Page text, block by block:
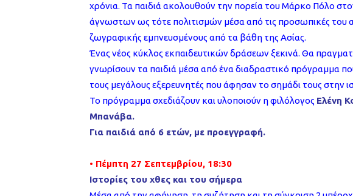
χρόνια. Τα παιδιά ακολουθούν την πορεία του Μάρκο Πόλο
άγνωστων ως τότε πολιτισμών μέσα από τις προσωπικές του
ζωγραφικής εμπνευσμένους από τα βάθη της Ασίας.
Ένας νέος κύκλος εκπαιδευτικών δράσεων ξεκινά. Θα
γνωρίσουν τα παιδιά μέσα από ένα διαδραστικό πρόγραμμα
τους μεγάλους εξερευνητές που άφησαν το σημάδι τους στην
Το πρόγραμμα σχεδιάζουν και υλοποιούν η φιλόλογος Ελένη
Μπανάβα.
Για παιδιά από 6 ετών, με προεγγραφή.
• Πέμπτη 27 Σεπτεμβρίου, 18:30
Ιστορίες του χθες και του σήμερα